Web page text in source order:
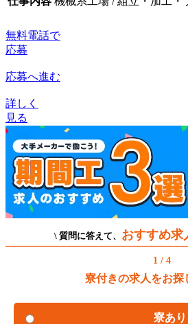
無料電話で
応募
応募へ進む
詳しく
見る
\ 質問に答えて、 おすすめ求
1 / 4
寮付きの求人をお探
寮あり